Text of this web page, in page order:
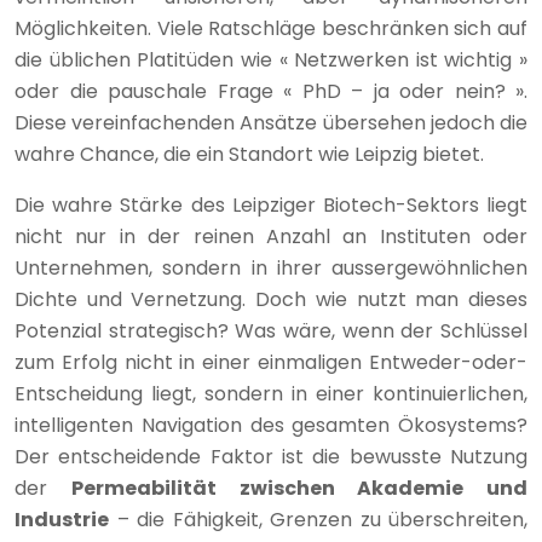
Möglichkeiten. Viele Ratschläge beschränken sich auf
die üblichen Platitüden wie « Netzwerken ist wichtig »
oder die pauschale Frage « PhD – ja oder nein? ».
Diese vereinfachenden Ansätze übersehen jedoch die
wahre Chance, die ein Standort wie Leipzig bietet.
Die wahre Stärke des Leipziger Biotech-Sektors liegt
nicht nur in der reinen Anzahl an Instituten oder
Unternehmen, sondern in ihrer aussergewöhnlichen
Dichte und Vernetzung. Doch wie nutzt man dieses
Potenzial strategisch? Was wäre, wenn der Schlüssel
zum Erfolg nicht in einer einmaligen Entweder-oder-
Entscheidung liegt, sondern in einer kontinuierlichen,
intelligenten Navigation des gesamten Ökosystems?
Der entscheidende Faktor ist die bewusste Nutzung
der Permeabilität zwischen Akademie und
Industrie – die Fähigkeit, Grenzen zu überschreiten,